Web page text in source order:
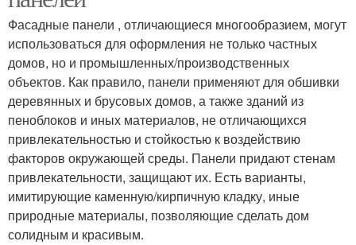
Фасадные панели , отличающиеся многообразием, могут
использоваться для оформления не только частных
домов, но и промышленных/производственных
объектов. Как правило, панели применяют для обшивки
деревянных и брусовых домов, а также зданий из
пеноблоков и иных материалов, не отличающихся
привлекательностью и стойкостью к воздействию
факторов окружающей среды. Панели придают стенам
привлекательности, защищают их. Есть варианты,
имитирующие каменную/кирпичную кладку, иные
природные материалы, позволяющие сделать дом
солидным и красивым.